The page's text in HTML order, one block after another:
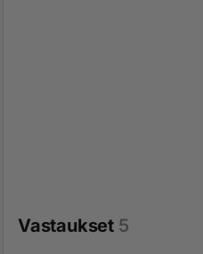
Vastaukset 5